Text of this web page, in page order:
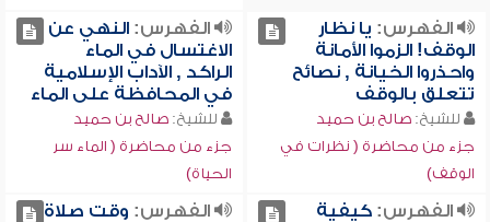
الفهرس: يا نظار
الوقف! الزموا الأمانة
واحذروا الخيانة , نصائح
تتعلق بالوقف
للشيخ:صالح بن حميد
جزء من محاضرة ( نظرات في
الوقف)
الفهرس:النهي عن
الاغتسال في الماء
الراكد , الآداب الإسلامية
في المحافظة على الماء
للشيخ:صالح بن حميد
جزء من محاضرة ( الماء سر
الحياة)
الفهرس:كيفية
الفهرس: وقت صلاة